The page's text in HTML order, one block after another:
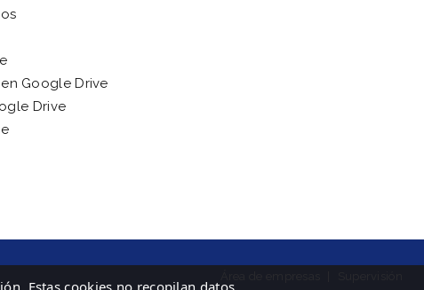
Google Drive
Drive
Estas cookies no recopilan datos